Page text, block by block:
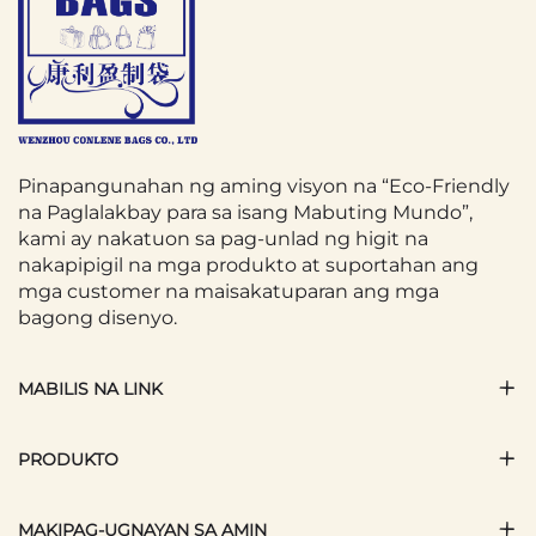
iyong maleta sa iba.
Isang Cover para sa Mga Bagahe na may
natatanging kulay, disenyo, o pattern ay
nakakalabas sa conveyor belt,
nagpapahintulot sa iyo na makita kaagad
ang iyong bag. Ito ay nakakatipid ng oras
at binabawasan ang stress ng
paghahanap sa gitna ng dagat ng
Maraming Cover para sa Mga Bagahe ang
kulay, matapang na print, o mga reflective
Pinapangunahan ng aming visyon na “Eco-Friendly
na Paglalakbay para sa isang Mabuting Mundo”,
kami ay nakatuon sa pag-unlad ng higit na
nakapipigil na mga produkto at suportahan ang
mga customer na maisakatuparan ang mga
bagong disenyo.
MABILIS NA LINK
PRODUKTO
MAKIPAG-UGNAYAN SA AMIN